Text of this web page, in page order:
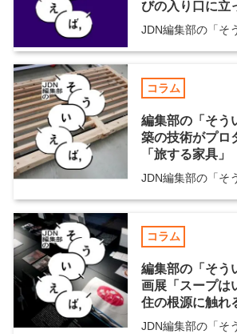
びの入り口に立
JDN編集部の「そ
コラム
編集部の「そ
築の技術がプロ
「旅する家具」
JDN編集部の「そ
コラム
編集部の「そ
画展「スープは
住の根源に触れ
JDN編集部の「そ